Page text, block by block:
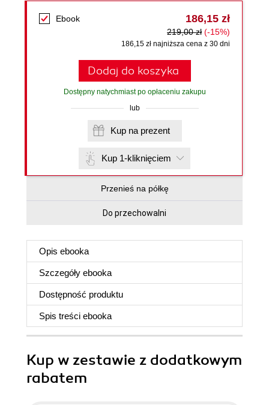
Ebook 186,15 zł
219,00 zł (-15%)
186,15 zł najniższa cena z 30 dni
Dodaj do koszyka
Dostępny natychmiast po opłaceniu zakupu
lub
Kup na prezent
Kup 1-kliknięciem
Przenieś na półkę
Do przechowalni
Opis ebooka
Szczegóły ebooka
Dostępność produktu
Spis treści ebooka
Kup w zestawie z dodatkowym
rabatem